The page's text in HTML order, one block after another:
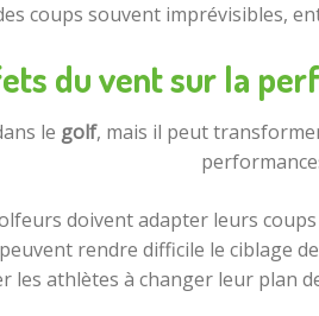
coups souvent imprévisibles,
du vent sur la
le golf, mais il peut
doivent adapter leurs
rendre difficile le ciblage
les athlètes à changer leur plan